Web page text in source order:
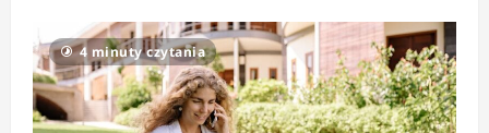
4 minuty czytania